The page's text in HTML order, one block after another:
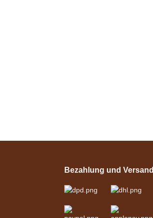
Schwarz
Bezahlung und Versand